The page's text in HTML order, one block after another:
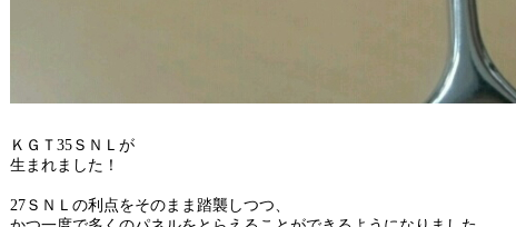
ＫＧＴ35ＳＮＬが
生まれました！
27ＳＮＬの利点をそのまま踏襲しつつ、